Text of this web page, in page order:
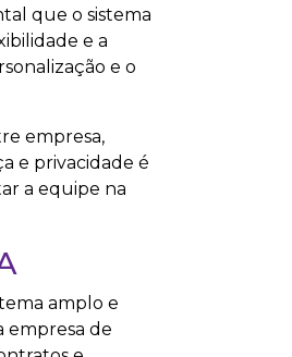
que o sistema
e a
e o
empresa,
e privacidade é
a equipe na
amplo e
empresa de